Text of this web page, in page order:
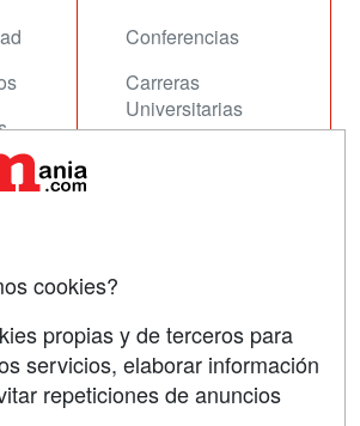
Conferencias
Carreras
Universitarias
cookies?
propias y de terceros para
servicios, elaborar información
repeticiones de anuncios